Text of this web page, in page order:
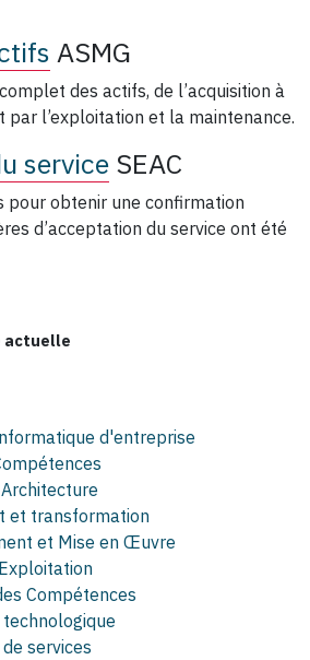
ASMG
des actifs, de l’acquisition à
par l’exploitation et la maintenance.
service SEAC
pour obtenir une confirmation
d’acceptation du service ont été
actuelle
d'entreprise
et transformation
et Mise en Œuvre
Compétences
services